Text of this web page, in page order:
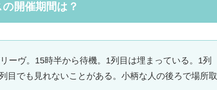
開催期間は？
ーヴ。15時半から待機。1列目は埋まっている。1列
目でも見れないことがある。小柄な人の後ろで場所取